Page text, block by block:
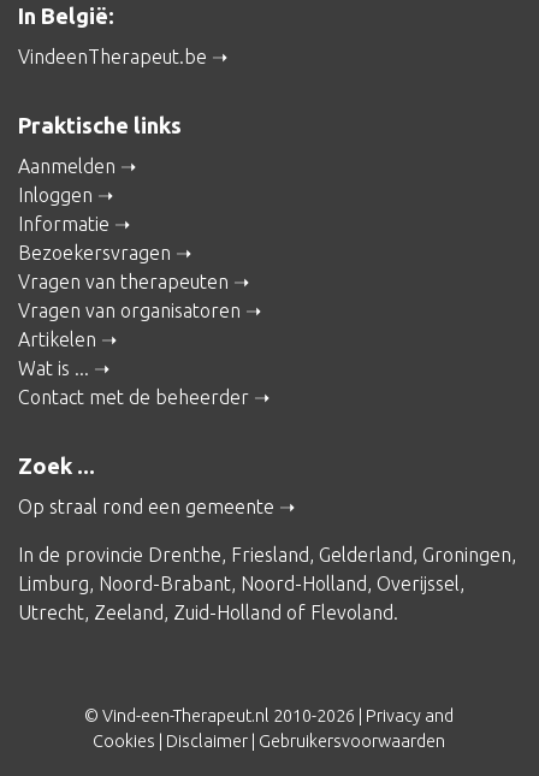
In België:
VindeenTherapeut.be
Praktische links
Aanmelden
Inloggen
Informatie
Bezoekersvragen
Vragen van therapeuten
Vragen van organisatoren
Artikelen
Wat is ...
Contact met de beheerder
Zoek ...
Op straal rond een gemeente
In de provincie Drenthe, Friesland, Gelderland, Groningen,
Limburg, Noord-Brabant, Noord-Holland, Overijssel,
Utrecht, Zeeland, Zuid-Holland of Flevoland.
© Vind-een-Therapeut.nl 2010-2026 | Privacy and
Cookies
Disclaimer Gebruikersvoorwaarden